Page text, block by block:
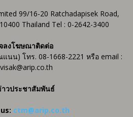
99/16-20 Ratchadapisek Road,
Thailand Tel : 0-2642-3400
ลงโฆษณาติดต่อ
น) โทร. 08-1668-2221 หรือ email :
าวประชาสัมพันธ์
ctm@arip.co.th